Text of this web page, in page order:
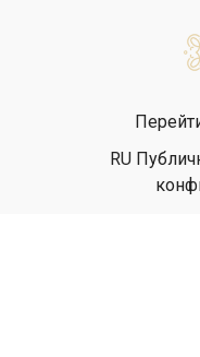
RU